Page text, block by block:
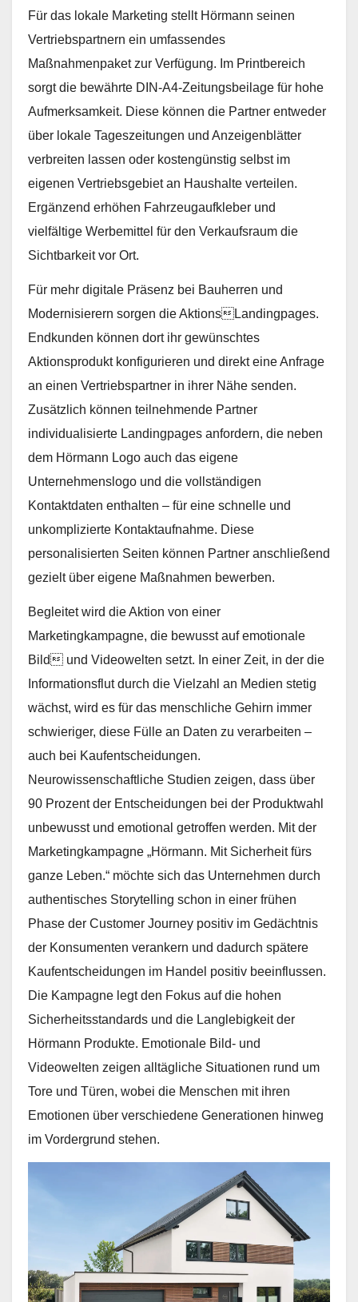
Für das lokale Marketing stellt Hörmann seinen
Vertriebspartnern ein umfassendes
Maßnahmenpaket zur Verfügung. Im Printbereich
sorgt die bewährte DIN-A4-Zeitungsbeilage für hohe
Aufmerksamkeit. Diese können die Partner entweder
über lokale Tageszeitungen und Anzeigenblätter
verbreiten lassen oder kostengünstig selbst im
eigenen Vertriebsgebiet an Haushalte verteilen.
Ergänzend erhöhen Fahrzeugaufkleber und
vielfältige Werbemittel für den Verkaufsraum die
Sichtbarkeit vor Ort.
Für mehr digitale Präsenz bei Bauherren und
Modernisierern sorgen die AktionsLandingpages.
Endkunden können dort ihr gewünschtes
Aktionsprodukt konfigurieren und direkt eine Anfrage
an einen Vertriebspartner in ihrer Nähe senden.
Zusätzlich können teilnehmende Partner
individualisierte Landingpages anfordern, die neben
dem Hörmann Logo auch das eigene
Unternehmenslogo und die vollständigen
Kontaktdaten enthalten – für eine schnelle und
unkomplizierte Kontaktaufnahme. Diese
personalisierten Seiten können Partner anschließend
gezielt über eigene Maßnahmen bewerben.
Begleitet wird die Aktion von einer
Marketingkampagne, die bewusst auf emotionale
Bild und Videowelten setzt. In einer Zeit, in der die
Informationsflut durch die Vielzahl an Medien stetig
wächst, wird es für das menschliche Gehirn immer
schwieriger, diese Fülle an Daten zu verarbeiten –
auch bei Kaufentscheidungen.
Neurowissenschaftliche Studien zeigen, dass über
90 Prozent der Entscheidungen bei der Produktwahl
unbewusst und emotional getroffen werden. Mit der
Marketingkampagne „Hörmann. Mit Sicherheit fürs
ganze Leben.“ möchte sich das Unternehmen durch
authentisches Storytelling schon in einer frühen
Phase der Customer Journey positiv im Gedächtnis
der Konsumenten verankern und dadurch spätere
Kaufentscheidungen im Handel positiv beeinflussen.
Die Kampagne legt den Fokus auf die hohen
Sicherheitsstandards und die Langlebigkeit der
Hörmann Produkte. Emotionale Bild- und
Videowelten zeigen alltägliche Situationen rund um
Tore und Türen, wobei die Menschen mit ihren
Emotionen über verschiedene Generationen hinweg
im Vordergrund stehen.